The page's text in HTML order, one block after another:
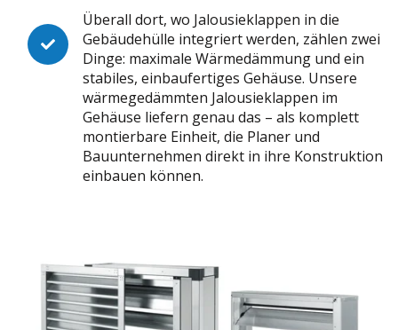
Überall dort, wo Jalousieklappen in die
Gebäudehülle integriert werden, zählen zwei
Dinge: maximale Wärmedämmung und ein
stabiles, einbaufertiges Gehäuse. Unsere
wärmegedämmten Jalousieklappen im
Gehäuse liefern genau das – als komplett
montierbare Einheit, die Planer und
Bauunternehmen direkt in ihre Konstruktion
einbauen können.